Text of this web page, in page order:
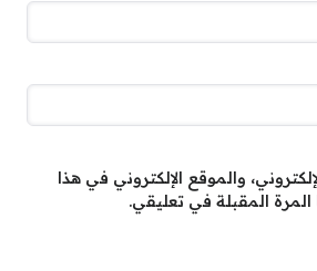
والموقع الإلكتروني في هذا
المقبلة في تعليقي.